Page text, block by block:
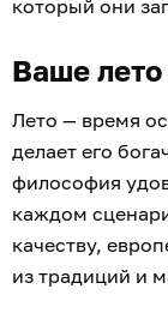
который они
Ваше
Лето — время
делает его
философия
каждом
качеству,
из традиций и